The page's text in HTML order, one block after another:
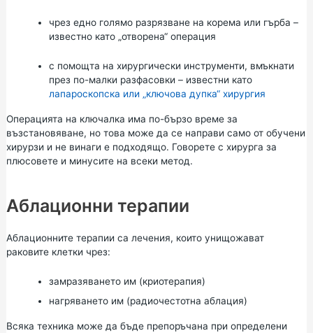
чрез едно голямо разрязване на корема или гърба –
известно като „отворена“ операция
с помощта на хирургически инструменти, вмъкнати
през по-малки разфасовки – известни като
лапароскопска или „ключова дупка“ хирургия
Операцията на ключалка има по-бързо време за
възстановяване, но това може да се направи само от обучени
хирурзи и не винаги е подходящо. Говорете с хирурга за
плюсовете и минусите на всеки метод.
Аблационни терапии
Аблационните терапии са лечения, които унищожават
раковите клетки чрез:
замразяването им (криотерапия)
нагряването им (радиочестотна аблация)
Всяка техника може да бъде препоръчана при определени